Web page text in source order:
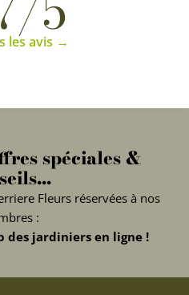
les avis →
spéciales &
Fleurs réservées à nos
:
des jardiniers en ligne !